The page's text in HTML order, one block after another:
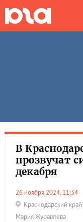
В
прозвучат
декабря
26 ноября 2024, 11:34
Краснодарский край
Мария Журавлева